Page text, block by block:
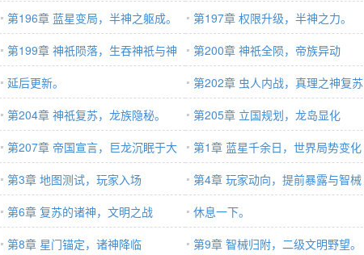
第196章 蓝星变局，半神之躯成。
第197章 权限升级，半神之力。
第199章 神祇陨落，生吞神祇与神
国
第200章 神祇全陨，帝族异动
延后更新。
第202章 虫人内战，真理之神复苏
在即
第204章 神祇复苏，龙族隐秘。
第205章 立国规划，龙岛显化
第207章 帝国宣言，巨龙沉眠于大
日
第1章 蓝星千余日，世界局势变化
第3章 地图测试，玩家入场
第4章 玩家动向，提前暴露与智械
准备
第6章 复苏的诸神，文明之战
休息一下。
第8章 星门锚定，诸神降临 第9章 智械归附，二级文明野望。